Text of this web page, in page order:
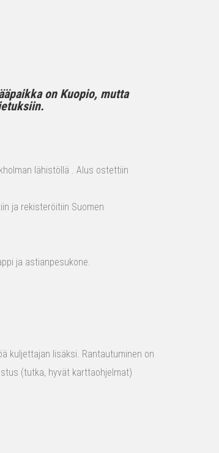
on Kuopio, mutta
lähistöllä . Alus ostettiin
ja rekisteröitiin Suomen
ja astianpesukone.
kuljettajan lisäksi. Rantautuminen on
(tutka, hyvät karttaohjelmat)